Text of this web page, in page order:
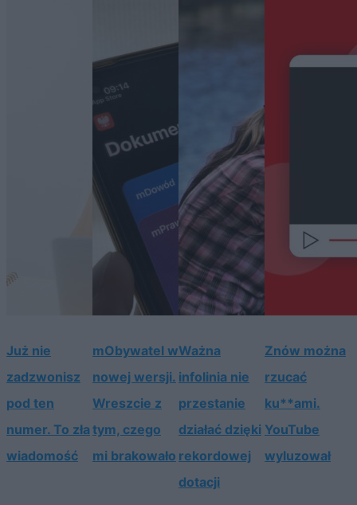
Już nie
zadzwonisz
pod ten
numer. To zła
wiadomość
mObywatel w
nowej wersji.
Wreszcie z
tym, czego
mi brakowało
Ważna
infolinia nie
przestanie
działać dzięki
rekordowej
dotacji
Znów można
rzucać
ku**ami.
YouTube
wyluzował